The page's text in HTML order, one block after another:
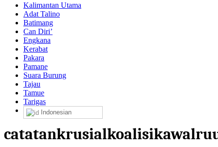
Kalimantan Utama
Adat Talino
Batimang
Can Diri’
Engkana
Kerabat
Pakara
Pamane
Suara Burung
Tajau
Tamue
Tarigas
Indonesian